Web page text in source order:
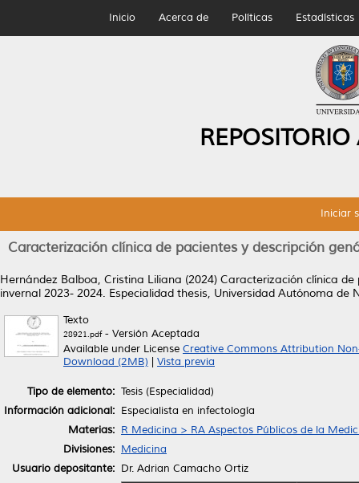
Inicio Acerca de Políticas Estadísticas
Iniciar
Caracterización clínica de pacientes y descripción
Hernández Balboa, Cristina Liliana (2024) Caracterización clínica
invernal 2023- 2024. Especialidad thesis, Universidad Autónoma de
Texto
28921.pdf- Versión Aceptada
Available under License Creative Commons Attribution
Download (2MB)
Vista previa
Tipo de elemento: Tesis (Especialidad)
Información adicional: Especialista en infectología
Materias: R Medicina > RA Aspectos Públicos de la
Divisiones: Medicina
Usuario depositante: Dr. Adrian Camacho Ortiz